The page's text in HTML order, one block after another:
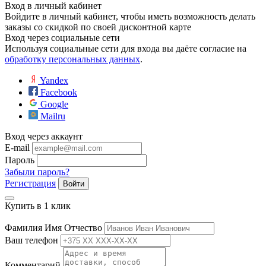
Вход в личный кабинет
Войдите в личный кабинет, чтобы иметь возможность делать
заказы со скидкой по своей дисконтной карте
Вход через социальные сети
Используя социальные сети для входа вы даёте согласие на
обработку персональных данных.
Yandex
Facebook
Google
Mailru
Вход через аккаунт
E-mail
Пароль
Забыли пароль?
Регистрация
Войти
Купить в 1 клик
Фамилия Имя Отчество
Ваш телефон